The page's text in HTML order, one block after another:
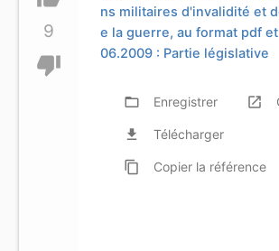
9
thumb_down
ns militaires d'invalidité et
e la guerre, au format pdf et
06.2009 : Partie législative
folder_open Enregistrer launch
file_download Télécharger
content_copy Copier la référence